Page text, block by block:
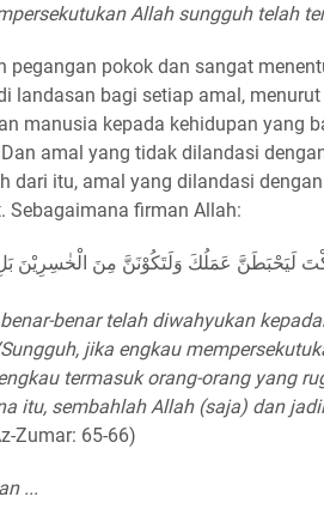
Allah sungguh telah
pegangan pokok dan sangat
landasan bagi setiap amal,
manusia kepada kehidupan yang
amal yang tidak dilandasi
dari itu, amal yang dilandasi
Sebagaimana firman Allah:
لَيَحْبَطَنَّ عَمَلُكَ وَلَتَكُوْنَنَّ مِنَ الْخٰسِرِيْنَ بَلِ
benar telah diwahyukan
jika engkau
termasuk orang-orang yang
itu, sembahlah Allah (saja) dan
Zumar: 65-66)
...